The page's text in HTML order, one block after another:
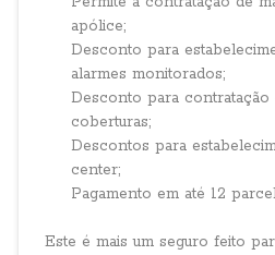
apólice;
Desconto para
alarmes monitorados;
Desconto para contratação
coberturas;
Descontos para
center;
Pagamento em até 12
Este é mais um seguro feito